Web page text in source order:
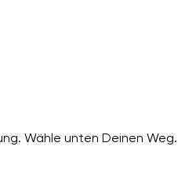
Wähle unten Deinen Weg.